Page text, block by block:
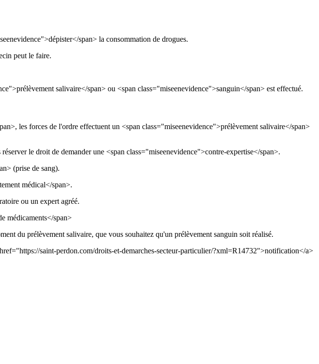
span> la consommation de drogues.
peut le faire.
salivaire</span> ou <span class="miseenevidence">sanguin</span> est effectué.
les forces de l'ordre effectuent un <span class="miseenevidence">prélèvement salivaire</span>
le droit de demander une <span class="miseenevidence">contre-expertise</span>.
(prise de sang).
médical</span>.
ou un expert agréé.
médicaments</span>
du prélèvement salivaire, que vous souhaitez qu'un prélèvement sanguin soit réalisé.
saint-perdon.com/droits-et-demarches-secteur-particulier/?xml=R14732">notification</a>